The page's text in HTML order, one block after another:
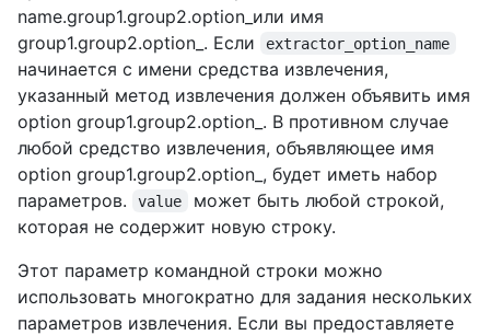
name.group1.group2.option_или имя
group1.group2.option_. Если
extractor_option_name
начинается с имени средства извлечения,
указанный метод извлечения должен объявить имя
option group1.group2.option_. В противном случае
любой средство извлечения, объявляющее имя
option group1.group2.option_, будет иметь набор
параметров.
value
может быть любой строкой,
которая не содержит новую строку.
Этот параметр командной строки можно
использовать многократно для задания нескольких
параметров извлечения. Если вы предоставляете